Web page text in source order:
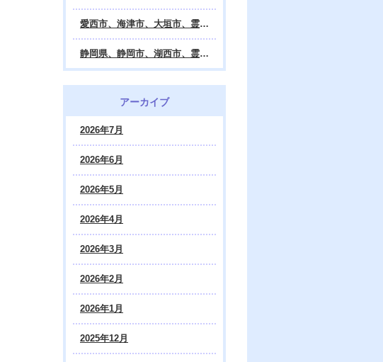
愛西市、海津市、大垣市、霊視鑑定 天龍・占いの館 Dahlia、対面・電話・オンライン鑑定、遠隔 除霊 口コミ、浄霊、交霊、祈祷、御祓い、四柱推命、姓名判断・九星気学・易・タロット・手相・数秘術・動物占い・姓名学・命運鑑定、開運、不安・苦痛・恐怖、悩み相談、スピリチュアルカウンセラー、ヒーリング、霊能力者、霊媒師、天龍知裕著、幸せを求めて、天の神様 VS 地獄の神様、宇宙の真理で未来は希望の光、この世で天国 あの世で天国、天龍知裕ブログ。
静岡県、静岡市、湖西市、霊視鑑定 天龍・占いの館 Dahlia、対面・電話・オンライン鑑定、除霊、霊視鑑定、遠隔 除霊 口コミ、浄霊、交霊、祈祷、御祓い、四柱推命、姓名判断・九星気学・易・タロット・手相・数秘術・動物占い・姓名学・命運鑑定、開運、不安・苦痛・恐怖、悩み相談、スピリチュアルカウンセラー、ヒーリング、霊気治療、霊能力者、霊媒師、天龍知裕著、幸せを求めて、天の神様 VS 地獄の神様、宇宙の真理で未来は希望の光、この世で天国 あの世で天国、天龍知裕ブログ。
アーカイブ
2026年7月
2026年6月
2026年5月
2026年4月
2026年3月
2026年2月
2026年1月
2025年12月